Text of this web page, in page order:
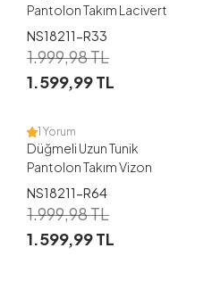
Pantolon Takım Lacivert
NS18211-R33
1.999,98TL
1.599,99TL
M XL
1 Yorum
Düğmeli Uzun Tunik
Pantolon Takım Vizon
NS18211-R64
1.999,98TL
1.599,99TL
M L XL